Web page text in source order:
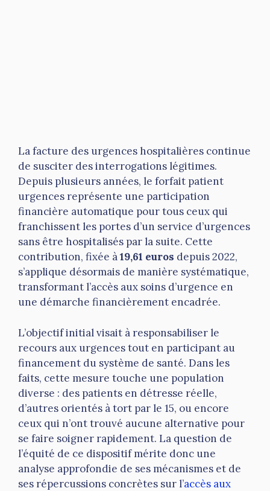
La facture des urgences hospitalières continue
de susciter des interrogations légitimes.
Depuis plusieurs années, le forfait patient
urgences représente une participation
financière automatique pour tous ceux qui
franchissent les portes d’un service d’urgences
sans être hospitalisés par la suite. Cette
contribution, fixée à19,61 euros depuis 2022,
s’applique désormais de manière systématique,
transformant l’accès aux soins d’urgence en
une démarche financièrement encadrée.
L’objectif initial visait à responsabiliser le
recours aux urgences tout en participant au
financement du système de santé. Dans les
faits, cette mesure touche une population
diverse : des patients en détresse réelle,
d’autres orientés à tort par le 15, ou encore
ceux qui n’ont trouvé aucune alternative pour
se faire soigner rapidement. La question de
l’équité de ce dispositif mérite donc une
analyse approfondie de ses mécanismes et de
ses répercussions concrètes sur l’accès aux